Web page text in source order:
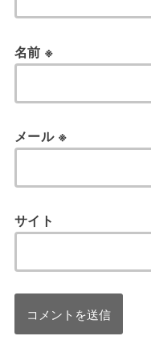
名前※
メール ※
サイト